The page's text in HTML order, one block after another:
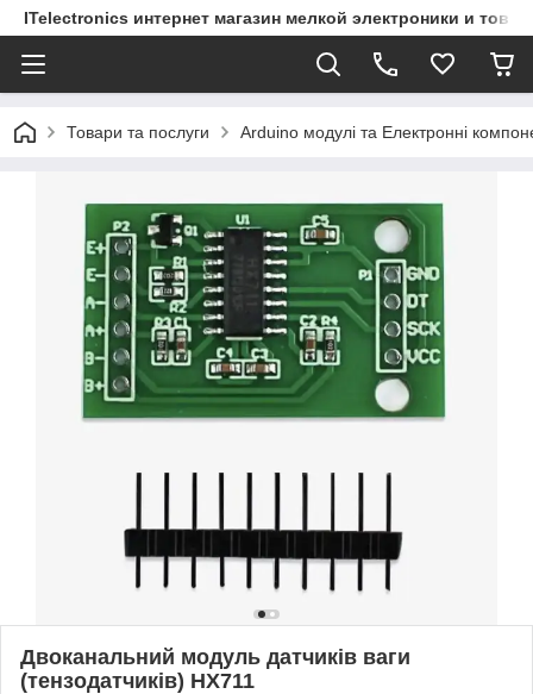
ITelectronics интернет магазин мелкой электроники и
Товари та послуги Arduino модулі та Електронні
Двоканальний модуль датчиків ваги
(тензодатчиків) HX711